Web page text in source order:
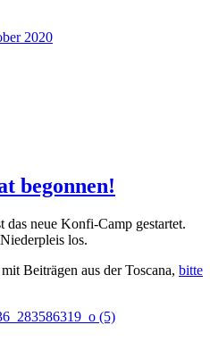
2020
begonnen!
neue Konfi-Camp gestartet.
los.
Beiträgen aus der Toscana, bitte